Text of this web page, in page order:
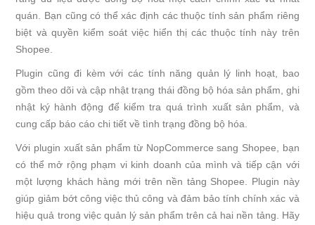
quán. Bạn cũng có thể xác định các thuộc tính sản phẩm riêng
biệt và quyền kiểm soát việc hiển thị các thuộc tính này trên
Shopee.
Plugin cũng đi kèm với các tính năng quản lý linh hoạt, bao
gồm theo dõi và cập nhật trạng thái đồng bộ hóa sản phẩm, ghi
nhật ký hành động để kiểm tra quá trình xuất sản phẩm, và
cung cấp báo cáo chi tiết về tình trạng đồng bộ hóa.
Với plugin xuất sản phẩm từ NopCommerce sang Shopee, bạn
có thể mở rộng phạm vi kinh doanh của mình và tiếp cận với
một lượng khách hàng mới trên nền tảng Shopee. Plugin này
giúp giảm bớt công việc thủ công và đảm bảo tính chính xác và
hiệu quả trong việc quản lý sản phẩm trên cả hai nền tảng. Hãy